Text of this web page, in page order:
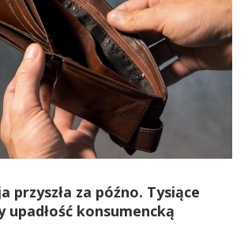
przyszła za późno. Tysiące
upadłość konsumencką